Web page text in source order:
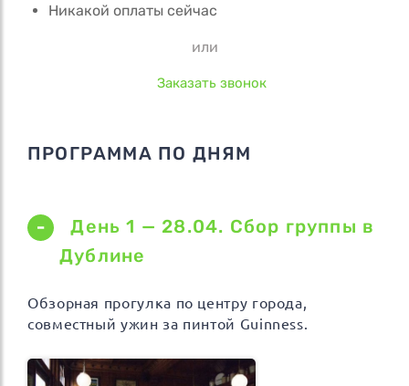
Никакой оплаты сейчас
или
Заказать звонок
ПРОГРАММА ПО ДНЯМ
День 1 — 28.04. Сбор группы в
Дублине
Обзорная прогулка по центру города,
совместный ужин за пинтой Guinness.